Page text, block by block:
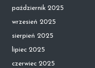
październik 2025
wrzesień 2025
sierpień 2025
lipiec 2025
czerwiec 2025